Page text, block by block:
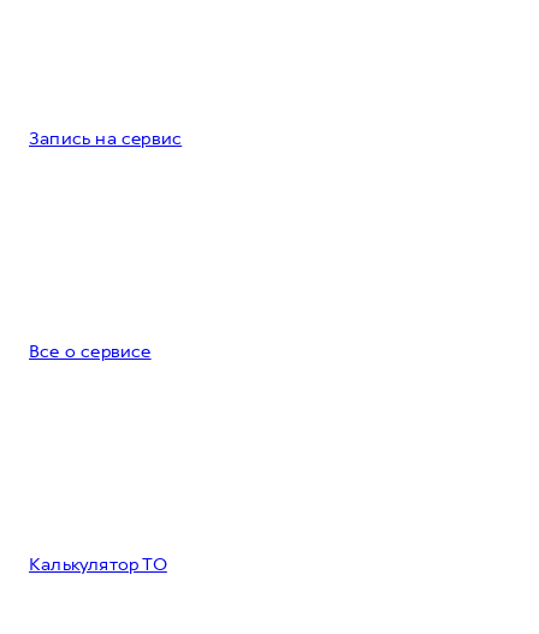
Запись на сервис
Все о сервисе
Калькулятор ТО